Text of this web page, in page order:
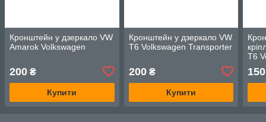
Кронштейн у дзеркало VW
Amarok Volkswagen
200 ₴
Купити
Кронштейн у дзеркало VW
T6 Volkswagen Transporter
200₴
Купити
T6
150